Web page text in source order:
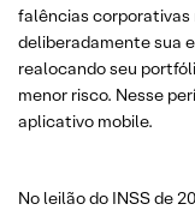
falências corporativas
deliberadamente sua
realocando seu
menor risco. Nesse
aplicativo mobile.
No leilão do INSS de